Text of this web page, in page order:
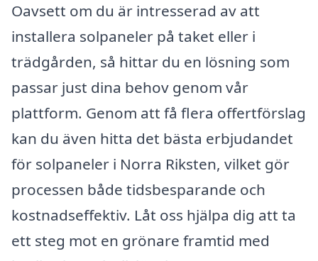
Oavsett om du är intresserad av att
installera solpaneler på taket eller i
trädgården, så hittar du en lösning som
passar just dina behov genom vår
plattform. Genom att få flera offertförslag
kan du även hitta det bästa erbjudandet
för solpaneler i Norra Riksten, vilket gör
processen både tidsbesparande och
kostnadseffektiv. Låt oss hjälpa dig att ta
ett steg mot en grönare framtid med